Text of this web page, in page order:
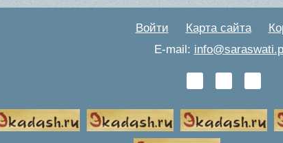
Войти Карта сайта
E-mail: